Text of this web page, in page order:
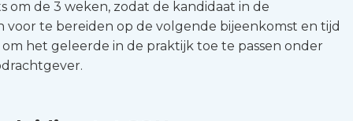
om de 3 weken, zodat de kandidaat in de
voor te bereiden op de volgende bijeenkomst en tijd
het geleerde in de praktijk toe te passen onder